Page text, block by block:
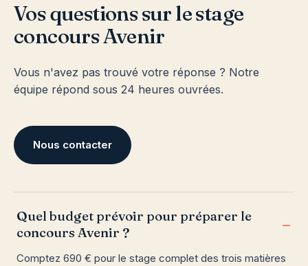
Vos questions sur le stage
concours Avenir
Vous n'avez pas trouvé votre réponse ? Notre
équipe répond sous 24 heures ouvrées.
Nous contacter
Quel budget prévoir pour préparer le
concours Avenir ?
Comptez 690 € pour le stage complet des trois matières